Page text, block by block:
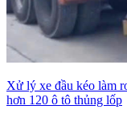
Xử lý xe đầu kéo làm
hơn 120 ô tô thủng lốp